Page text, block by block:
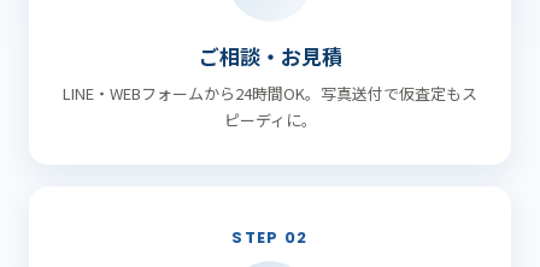
ご相談・お見積
LINE・WEBフォームから24時間OK。写真送付で仮査定もス
ピーディに。
STEP 02